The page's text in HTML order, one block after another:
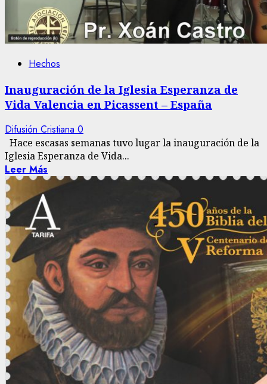
Hechos
Inauguración de la Iglesia Esperanza de
Vida Valencia en Picassent – España
Difusión Cristiana 0
Hace escasas semanas tuvo lugar la inauguración de la
Iglesia Esperanza de Vida...
Leer Más